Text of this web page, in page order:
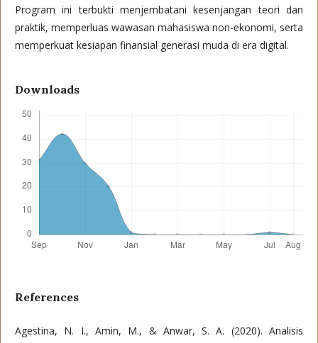
Program ini terbukti menjembatani kesenjangan teori dan
praktik, memperluas wawasan mahasiswa non-ekonomi, serta
memperkuat kesiapan finansial generasi muda di era digital.
Downloads
References
Agestina, N. I., Amin, M., & Anwar, S. A. (2020). Analisis